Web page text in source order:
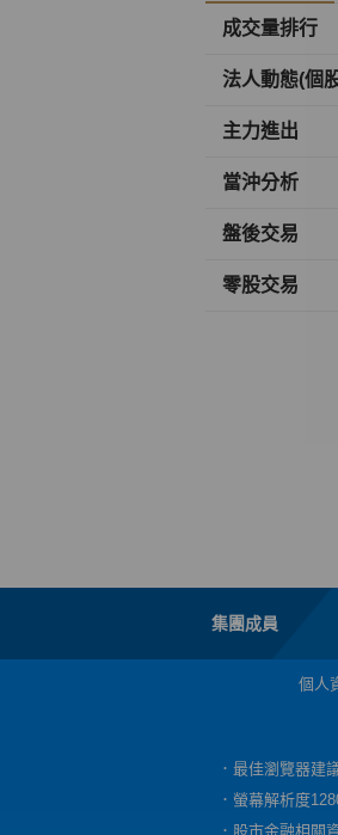
成交量排行
法人動態(個
主力進出
當沖分析
盤後交易
零股交易
集團成員
個人
．最佳瀏覽器建
．螢幕解析度
．股市金融相關